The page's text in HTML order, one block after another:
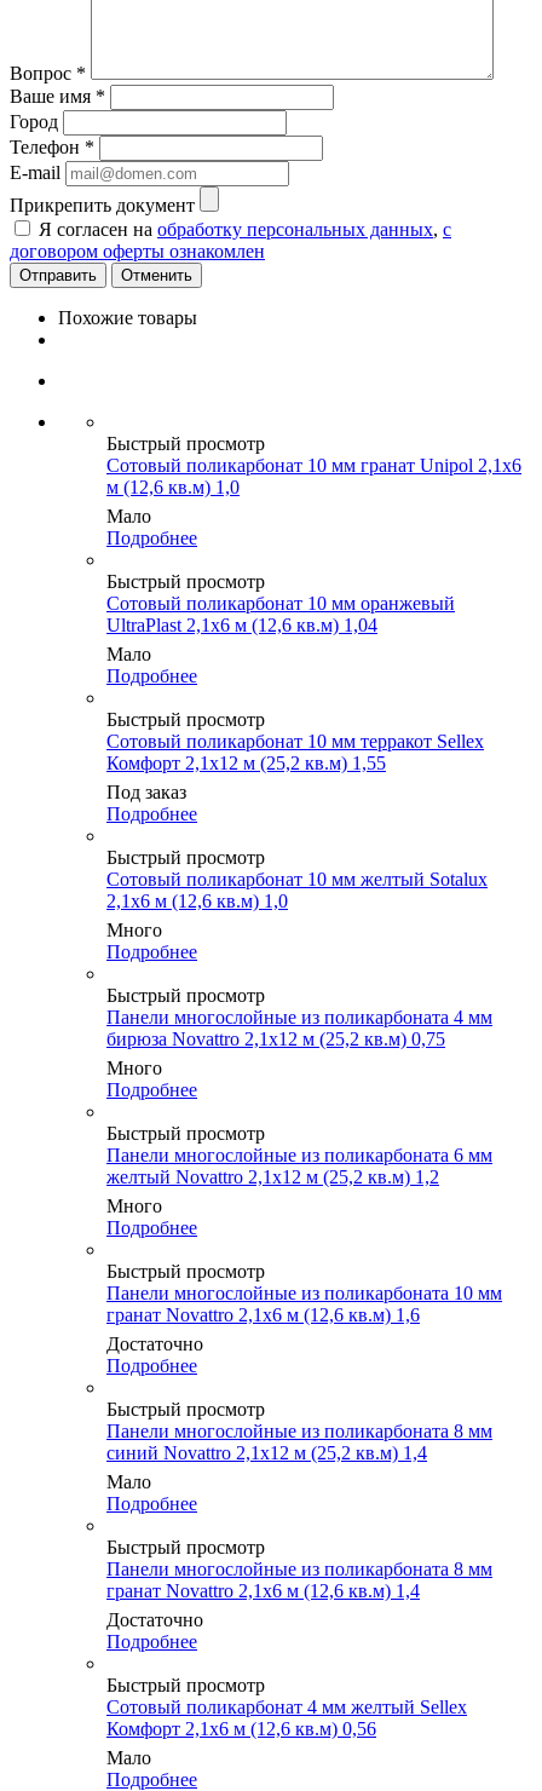
Вопрос *
Ваше имя *
Город
Телефон *
E-mail
Прикрепить документ
Я согласен на обработку персональных данных, с
договором оферты ознакомлен
Отменить
Похожие товары
Быстрый просмотр
Сотовый поликарбонат 10 мм гранат Unipol 2,1х6
м (12,6 кв.м) 1,0
Мало
Подробнее
Быстрый просмотр
Сотовый поликарбонат 10 мм оранжевый
UltraPlast 2,1х6 м (12,6 кв.м) 1,04
Мало
Подробнее
Быстрый просмотр
Сотовый поликарбонат 10 мм терракот Sellex
Комфорт 2,1х12 м (25,2 кв.м) 1,55
Под заказ
Подробнее
Быстрый просмотр
Сотовый поликарбонат 10 мм желтый Sotalux
2,1х6 м (12,6 кв.м) 1,0
Много
Подробнее
Быстрый просмотр
Панели многослойные из поликарбоната 4 мм
бирюза Novattro 2,1х12 м (25,2 кв.м) 0,75
Много
Подробнее
Быстрый просмотр
Панели многослойные из поликарбоната 6 мм
желтый Novattro 2,1х12 м (25,2 кв.м) 1,2
Много
Подробнее
Быстрый просмотр
Панели многослойные из поликарбоната 10 мм
гранат Novattro 2,1х6 м (12,6 кв.м) 1,6
Достаточно
Подробнее
Быстрый просмотр
Панели многослойные из поликарбоната 8 мм
синий Novattro 2,1х12 м (25,2 кв.м) 1,4
Мало
Подробнее
Быстрый просмотр
Панели многослойные из поликарбоната 8 мм
гранат Novattro 2,1х6 м (12,6 кв.м) 1,4
Достаточно
Подробнее
Быстрый просмотр
Сотовый поликарбонат 4 мм желтый Sellex
Комфорт 2,1х6 м (12,6 кв.м) 0,56
Мало
Подробнее